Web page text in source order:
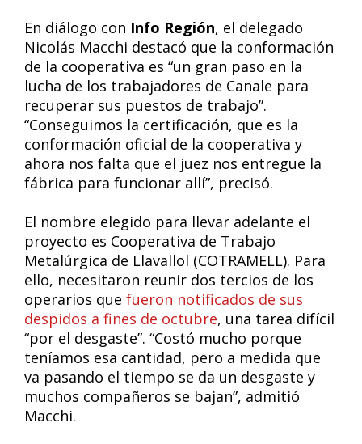
En diálogo con Info Región, el delegado
Nicolás Macchi destacó que la conformación
de la cooperativa es “un gran paso en la
lucha de los trabajadores de Canale para
recuperar sus puestos de trabajo”.
“Conseguimos la certificación, que es la
conformación oficial de la cooperativa y
ahora nos falta que el juez nos entregue la
fábrica para funcionar allí”, precisó.
El nombre elegido para llevar adelante el
proyecto es Cooperativa de Trabajo
Metalúrgica de Llavallol (COTRAMELL). Para
ello, necesitaron reunir dos tercios de los
operarios que fueron notificados de sus
despidos a fines de octubre, una tarea difícil
“por el desgaste”. “Costó mucho porque
teníamos esa cantidad, pero a medida que
va pasando el tiempo se da un desgaste y
muchos compañeros se bajan”, admitió
Macchi.